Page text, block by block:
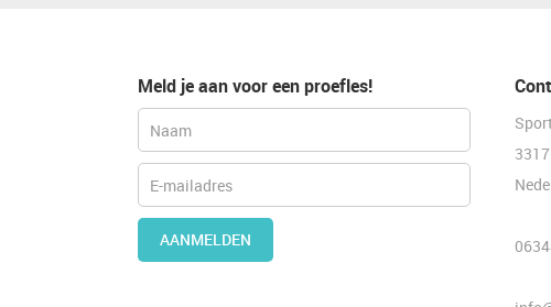
Meld je aan voor een proefles!
AANMELDEN